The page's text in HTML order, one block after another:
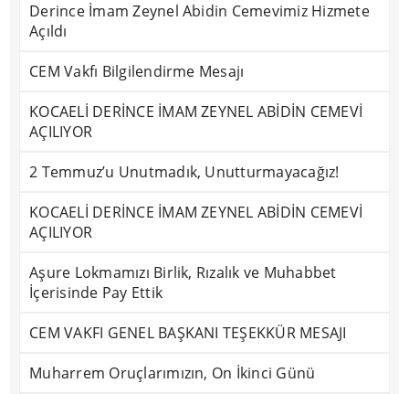
Derince İmam Zeynel Abidin Cemevimiz Hizmete
Açıldı
CEM Vakfı Bilgilendirme Mesajı
KOCAELİ DERİNCE İMAM ZEYNEL ABİDİN CEMEVİ
AÇILIYOR
2 Temmuz’u Unutmadık, Unutturmayacağız!
KOCAELİ DERİNCE İMAM ZEYNEL ABİDİN CEMEVİ
AÇILIYOR
Aşure Lokmamızı Birlik, Rızalık ve Muhabbet
İçerisinde Pay Ettik
CEM VAKFI GENEL BAŞKANI TEŞEKKÜR MESAJI
Muharrem Oruçlarımızın, On İkinci Günü